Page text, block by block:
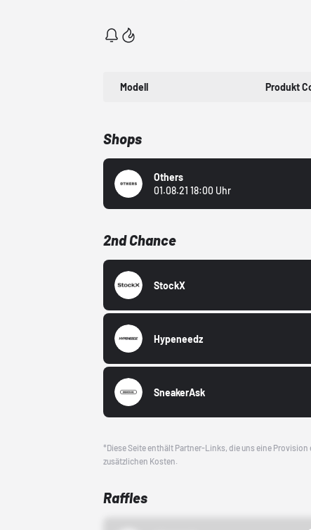
Modell Produkt
Shops
Others
01.08.21 18:00 Uhr
2nd Chance
StockX
Hypeneedz
SneakerAsk
*Diese Seite enthält Partner-Links, die uns eine
zusätzlichen Kosten.
Raffles